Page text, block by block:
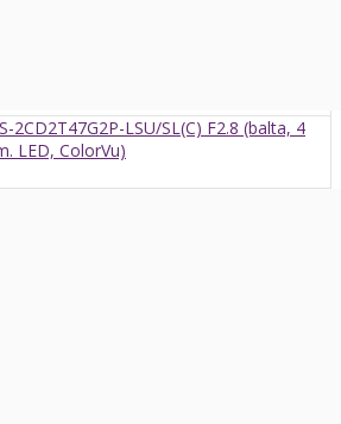
2CD2T47G2P-LSU/SL(C) F2.8 (balta, 4
LED, ColorVu)